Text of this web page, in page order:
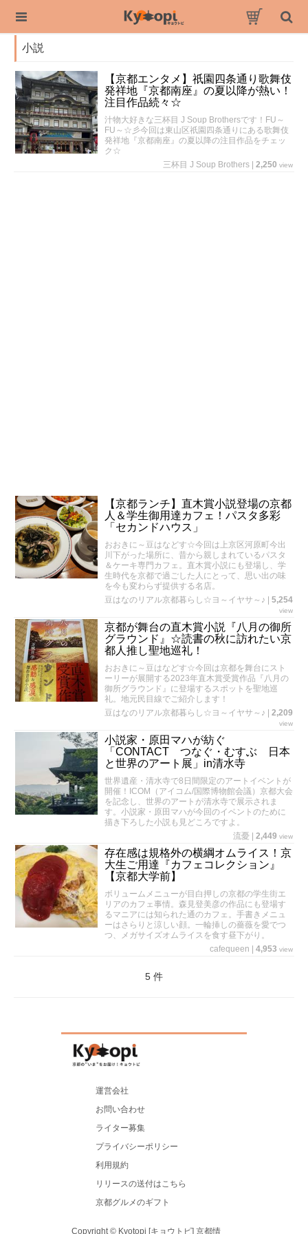
小説
【京都エンタメ】祇園四条通り歌舞伎
発祥地『京都南座』の夏以降が熱い！
注目作品続々☆
汁物大好きな三杯目 J Soup Brothersです！FU～
FU～☆彡今回は東山区祇園四条通りにある歌舞伎
発祥地『京都南座』の夏以降の注目作品をチェッ
ク☆
三杯目 J Soup Brothers
2,250 view
【京都ランチ】直木賞小説登場の京都
人＆学生御用達カフェ！パスタ多彩
「セカンドハウス」
おおきに～豆はなどす☆今回は上京区河原町今出
川下がった場所に、昔から親しまれているパスタ
＆ケーキ専門カフェ。直木賞小説にも登場し、学
生時代を京都で過ごした人にとって、思い出の味
を今も変わらず提供する名店。
豆はなのリアル京都暮らし☆ヨ～イヤサ～♪
5,254
view
京都が舞台の直木賞小説『八月の御所
グラウンド』☆読書の秋に訪れたい京
都人推し聖地巡礼！
おおきに～豆はなどす☆今回は京都を舞台にスト
ーリーが展開する2023年直木賞受賞作品『八月の
御所グラウンド』に登場するスポットを聖地巡
礼。地元民目線でご紹介します！
豆はなのリアル京都暮らし☆ヨ～イヤサ～♪
2,209
view
小説家・原田マハが紡ぐ
「CONTACT つなぐ・むすぶ 日本
と世界のアート展」in清水寺
世界遺産・清水寺で8日間限定のアートイベントが
開催！ICOM（アイコム/国際博物館会議）京都大会
を記念し、世界のアートが清水寺で展示されま
す。小説家・原田マハが今回のイベントのために
描き下ろした小説も見どころですよ。
流憂
2,449 view
存在感は規格外の横綱オムライス！京
大生ご用達『カフェコレクション』
【京都大学前】
ボリュームメニューが目白押しの京都の学生街エ
リアのカフェ事情。森見登美彦の作品にも登場す
るマニアには知られた通のカフェ。手書きメニュ
ーはさらりと涼しい顔。一輪挿しの薔薇を愛でつ
つ、メガサイズオムライスを食す昼下がり。
cafequeen
4,953 view
5 件
運営会社
お問い合わせ
ライター募集
プライバシーポリシー
利用規約
リリースの送付はこちら
京都グルメのギフト
Copyright © Kyotopi [キョウトピ] 京都情